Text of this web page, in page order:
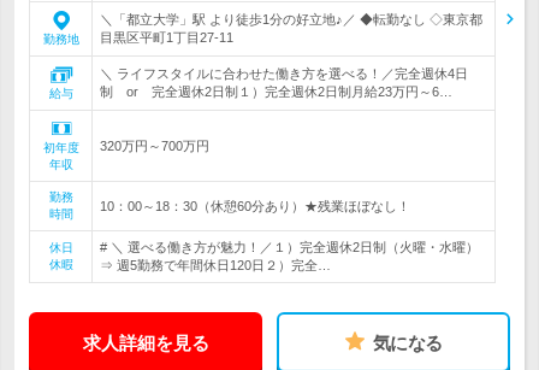
勤務地
＼「都立大学」駅 より徒歩1分の好立地♪／ ◆転勤なし ◇東京都
目黒区平町1丁目27-11
給与
＼ ライフスタイルに合わせた働き方を選べる！／完全週休4日
制 or 完全週休2日制１）完全週休2日制月給23万円～6…
初年度
年収
320万円～700万円
勤務
時間
10：00～18：30（休憩60分あり）★残業ほぼなし！
休日
休暇
# ＼ 選べる働き方が魅力！／１）完全週休2日制（火曜・水曜）
⇒ 週5勤務で年間休日120日２）完全…
求人詳細を見る 気になる